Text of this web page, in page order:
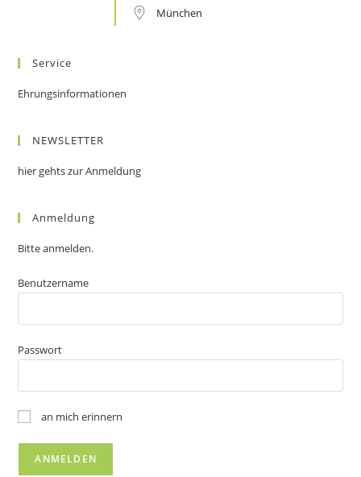
München
Service
Ehrungsinformationen
NEWSLETTER
hier gehts zur Anmeldung
Anmeldung
Bitte anmelden.
Benutzername
Passwort
an mich erinnern